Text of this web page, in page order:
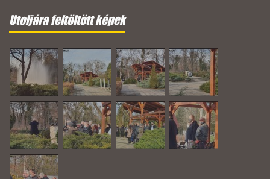
Utoljára feltöltött képek